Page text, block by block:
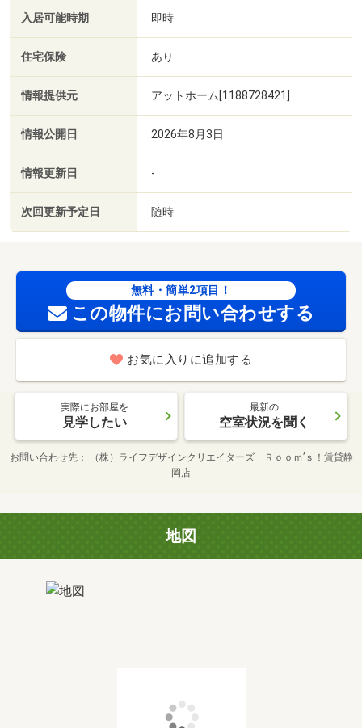
入居可能時期 即時
住宅保険 あり
情報提供元 アットホーム[1188728421]
情報公開日 2026年8月3日
情報更新日 -
次回更新予定日 随時
無料・簡単2項目！
この物件にお問い合わせする
お気に入りに追加する
実際にお部屋を
見学したい
最新の
空室状況を聞く
お問い合わせ先
（株）ライフデザインクリエイターズ Ｒｏｏｍ’ｓ！賃貸静
岡店
地図